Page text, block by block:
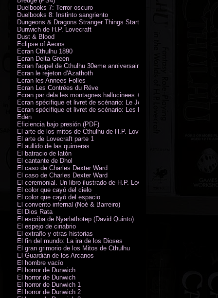
Duelbooks 7: Terror oscuro
Duelbooks 8: Instinto sangriento
Dungeons & Dragons Stranger Things Starter Set
Dunwich de H.P. Lovecraft
Dust & Blood
Eclipse of Aeons
Ecran Cthulhu 1890
Ecran Delta Green
Ecran l'appel de Cthulhu 30eme anniversaire
Ecran le rejeton d'Azathoth
Ecran les Annees Folles
Ecran Les Contrées du Réve
Ecran par dela les montagnes hallucinees + kit d'expedition
Ecran spécifique et livret de scénario: Le Jour de la Bête
Ecran spécifique et livret de scénario: Les Masques de Nyarlathotep
Edén
Eficiencia bajo presión (PDF)
El arte de los mitos de Cthulhu de H.P. Lovecraft
El arte de Lovecraft parte 1
El aullido de las quimeras
El batracio de latón
El cantante de Dhol
El caso de Charles Dexter Ward
El caso de Charles Dexter Ward
El ceremonial. Un libro ilustrado de H.P. Lovecraft
El color que cayó del cielo
El color que cayó del espacio
El convento infernal (Noé & Barreiro)
El Dios Rata
El escriba de Nyarlathotep (David Quinto)
El espejo de cinabrio
El extraño y otras historias
El fin del mundo: La ira de los Dioses
El gran grimorio de los Mitos de Cthulhu
El Guardián de los Arcanos
El hombre vacío
El horror de Dunwich
El horror de Dunwich
El horror de Dunwich 1
El horror de Dunwich 2